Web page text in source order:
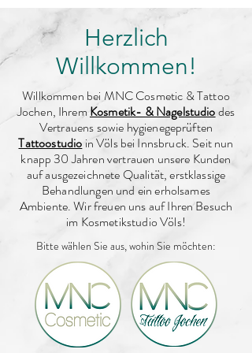
Herzlich
Willkommen!
Willkommen bei MNC Cosmetic & Tattoo
Jochen, Ihrem Kosmetik- & Nagelstudiodes
Vertrauens sowie hygienegeprüften
Tattoostudio in Völs bei Innsbruck. Seit nun
knapp 30 Jahren vertrauen unsere Kunden
auf ausgezeichnete Qualität, erstklassige
Behandlungen und ein erholsames
Ambiente. Wir freuen uns auf Ihren Besuch
im Kosmetikstudio Völs!
Bitte wählen Sie aus, wohin Sie möchten: